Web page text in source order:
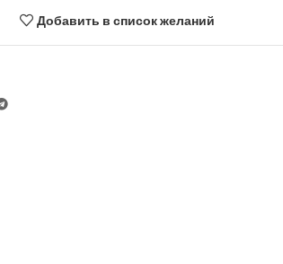
Добавить в список желаний